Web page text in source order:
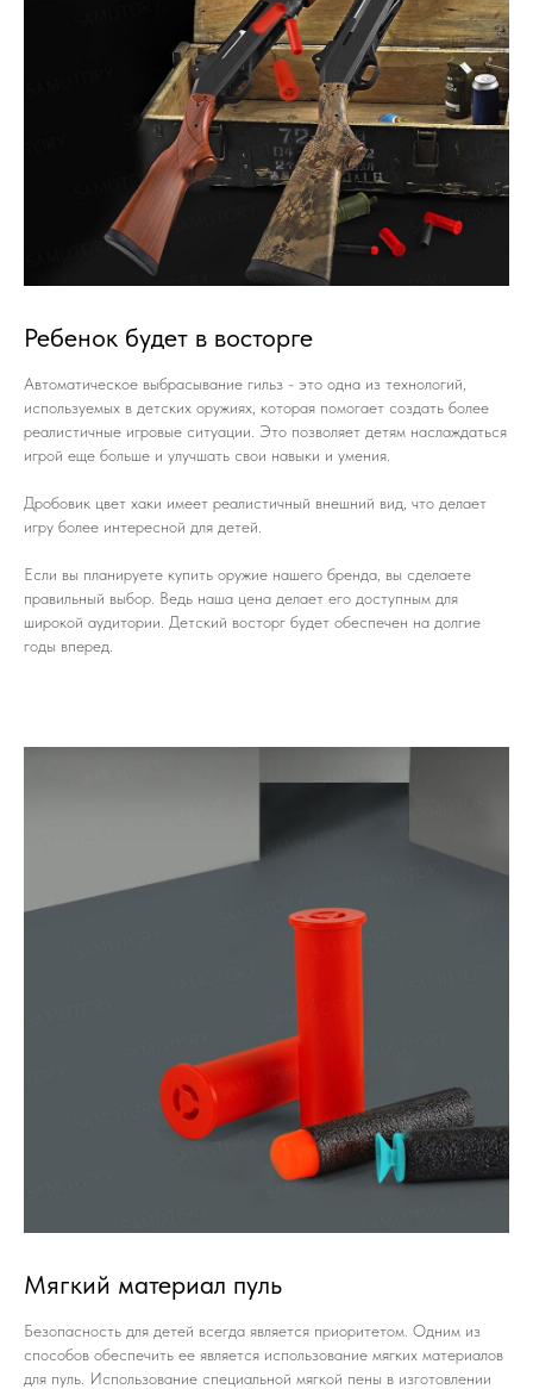
Ребенок будет в восторге
Автоматическое выбрасывание гильз - это одна из технологий,
используемых в детских оружиях, которая помогает создать более
реалистичные игровые ситуации. Это позволяет детям наслаждаться
игрой еще больше и улучшать свои навыки и умения.
Дробовик цвет хаки имеет реалистичный внешний вид, что делает
игру более интересной для детей.
Если вы планируете купить оружие нашего бренда, вы сделаете
правильный выбор. Ведь наша цена делает его доступным для
широкой аудитории. Детский восторг будет обеспечен на долгие
годы вперед.
Мягкий материал пуль
Безопасность для детей всегда является приоритетом. Одним из
способов обеспечить ее является использование мягких материалов
для пуль. Использование специальной мягкой пены в изготовлении